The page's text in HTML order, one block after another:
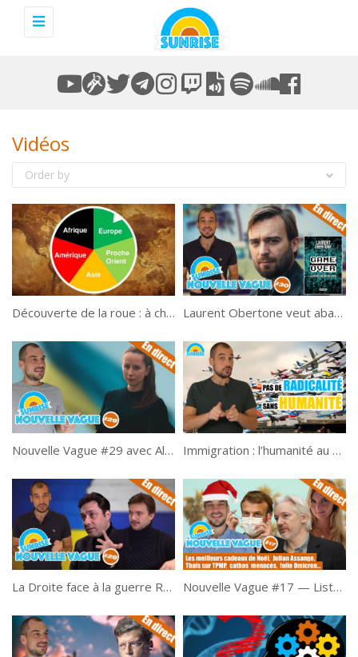
Toggle
navigation
Vidéos
Order by
Découverte de la roue : à chacun son tour Laurent Obertone veut abattre l’État ! – Nouvelle Vague #30
Nouvelle Vague #29 avec Alice Cordier du Collectif Némésis Immigration : l’humanité au service de la radicalité
La Droite face à la guerre Russie-Ukraine – Nouvelle Vague #28 avec Léonard et Gabriel Robin Nouvelle Vague #17 — Liste de Noël, Julian Assange, Thaïs sur TPMP, etc.